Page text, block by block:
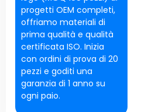
progetti OEM completi,
offriamo materiali di
prima qualità e qualità
certificata ISO. Inizia
con ordini di prova di 20
pezzi e goditi una
garanzia di 1 anno su
ogni paio.